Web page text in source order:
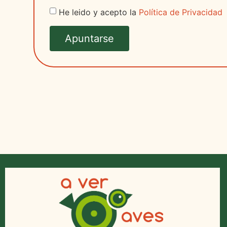
He leido y acepto la Política de Privacidad
Apuntarse